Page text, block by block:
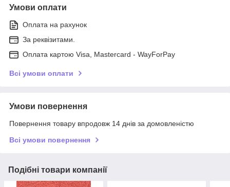
Умови оплати
Оплата на рахунок
За реквізитами.
Оплата картою Visa, Mastercard - WayForPay
Всі умови оплати
Умови повернення
Повернення товару впродовж 14 днів за домовленістю
Всі умови повернення
Подібні товари компанії